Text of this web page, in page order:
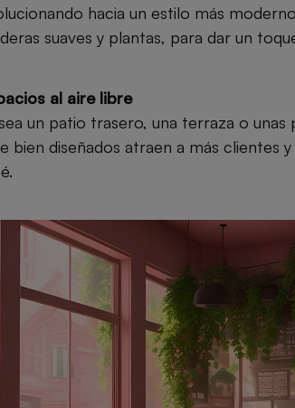
hacia un estilo más
suaves y plantas, para dar un
al aire libre
un patio trasero, una terraza o
bien diseñados atraen a más